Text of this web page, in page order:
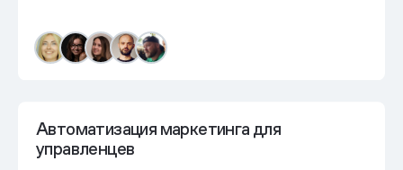
Автоматизация маркетинга для
управленцев